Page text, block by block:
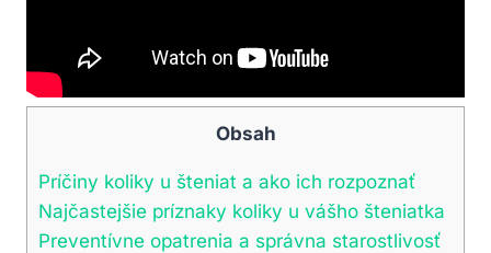
Obsah
Príčiny koliky u šteniat a ako ich rozpoznať
Najčastejšie príznaky koliky u vášho šteniatka
Preventívne opatrenia a správna starostlivosť